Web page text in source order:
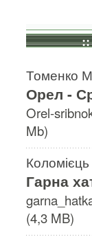
::
Томенко
Орел -
Orel-
Mb)
Гарна
(4,3 MB)